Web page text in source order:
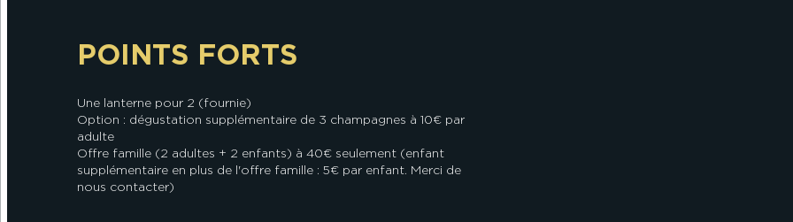
POINTS FORTS
Une lanterne pour 2 (fournie)
Option : dégustation supplémentaire de 3 champagnes à 10€ par
adulte
Offre famille (2 adultes + 2 enfants) à 40€ seulement (enfant
supplémentaire en plus de l'offre famille : 5€ par enfant. Merci de
nous contacter)